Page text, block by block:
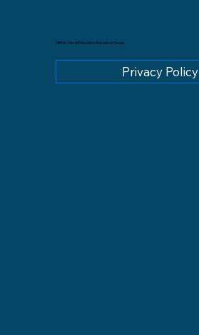
GREM - Moral Education Research Group
Privacy Policy